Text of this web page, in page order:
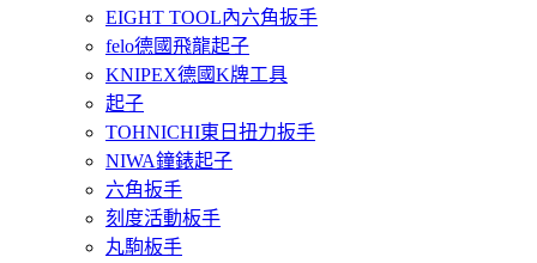
EIGHT TOOL內六角扳手
felo德國飛龍起子
KNIPEX德國K牌工具
起子
TOHNICHI東日扭力扳手
NIWA鐘錶起子
六角扳手
刻度活動板手
丸駒板手